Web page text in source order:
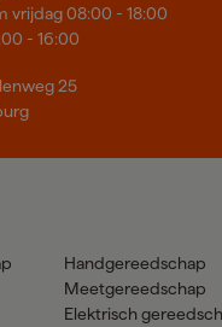
vrijdag 08:00 - 18:00
- 16:00
25
Handgereedschap
Meetgereedschap
Elektrisch